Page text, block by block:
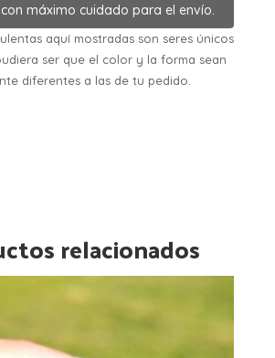
máximo cuidado para el envío.
aquí mostradas son seres únicos
ser que el color y la forma sean
diferentes a las de tu pedido.
relacionados